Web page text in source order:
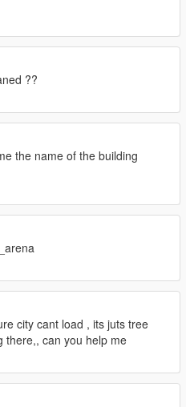
??
the name of the building
city cant load , its juts tree
there,, can you help me